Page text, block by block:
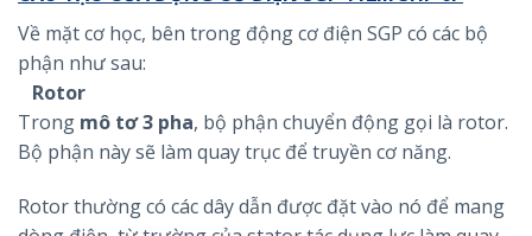
Về mặt cơ học, bên trong động cơ điện SGP có các bộ
phận như sau:
Rotor
Trong mô tơ 3 pha, bộ phận chuyển động gọi là rotor.
Bộ phận này sẽ làm quay trục để truyền cơ năng.
Rotor thường có các dây dẫn được đặt vào nó để mang